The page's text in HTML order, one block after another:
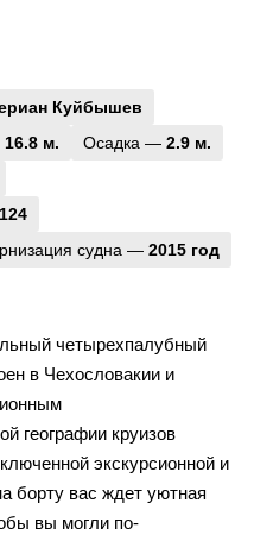
Куйбышев
16.8 м. Осадка — 2.9 м.
124
судна — 2015 год
четырехпалубный
в Чехословакии и
географии круизов
экскурсионной и
борту вас ждет уютная
вы могли по-